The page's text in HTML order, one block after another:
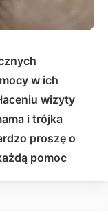
w ich
wizyty
i trójka
proszę o
pomoc